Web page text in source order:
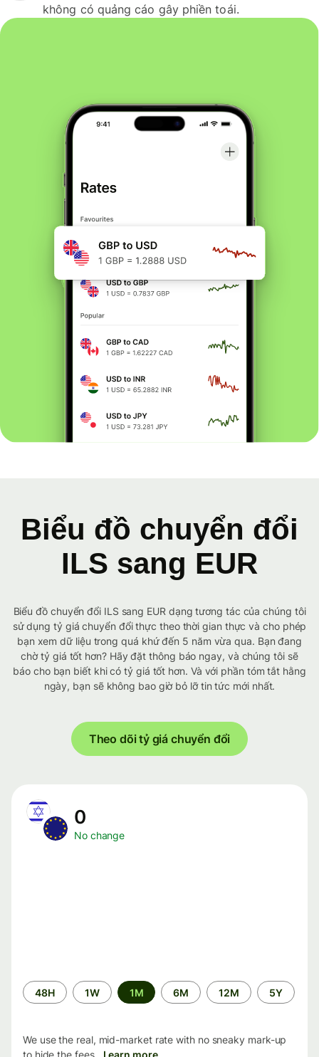
không có quảng cáo gây phiền toái.
Biểu đồ chuyển đổi
ILS sang EUR
Biểu đồ chuyển đổi ILS sang EUR dạng tương tác của chúng tôi
sử dụng tỷ giá chuyển đổi thực theo thời gian thực và cho phép
bạn xem dữ liệu trong quá khứ đến 5 năm vừa qua. Bạn đang
chờ tỷ giá tốt hơn? Hãy đặt thông báo ngay, và chúng tôi sẽ
báo cho bạn biết khi có tỷ giá tốt hơn. Và với phần tóm tắt hằng
ngày, bạn sẽ không bao giờ bỏ lỡ tin tức mới nhất.
Theo dõi tỷ giá chuyển đổi
0
No change
Time
period
48H 1W 1M 6M 12M 5Y
We use the real, mid-market rate with no sneaky mark-up